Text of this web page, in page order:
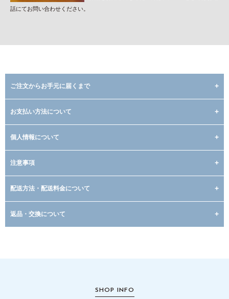
話にてお問い合わせください。
ご注文からお手元に届くまで
お支払い方法について
個人情報について
注意事項
配送方法・配送料金について
返品・交換について
SHOP INFO